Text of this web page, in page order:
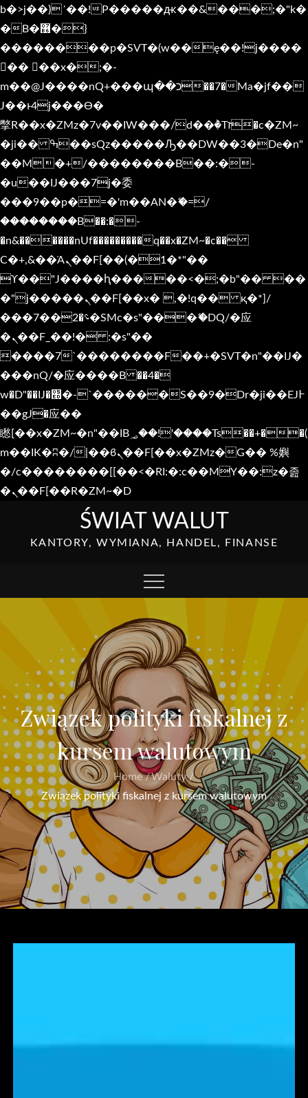
b�>j��)΄��!P�����ԫ��&���;�"k�
�B�޶�}
��������p�SVT�(w��ę��!j����
�� ��x�;�-
m��@J����nQ+���պ��כ��7�Ma�jf��
J��ͱ4j���Ѳ�
撆R��x�ZMz�7v��IW���/d��ٞ�Тז�c�ZM~
�ji�� ߒ��sQz�����Ԡ��DW��3�De�n"
��M�+/��������B��:�-
�u��IJ���7j�委
���9��p�=�'m��AN�ޭ�=/
��������B��:�-
�n&������nUf���������q��x�ZM~�c��
Ϲ�+,&��Ὰܢ��F[��(�1�*"��
ϒ��"J����ԧ�����<�;�b"�� ��
�"j�����ܢ��F[��x� ,�!q�� қ�*]/
���؝�2��7�SMc�s"���ޭ�DQ/�应
�ܢ��F_��!� :�s"��
����7`��������F��+�SVT�n"��IJ�
���nQ/�应����B ��4�
w�D"��IJ�׭�-`������S��9�Dr�ji��EJ߅
��gJ�应��
矁[��x�ZM~�n"��IB؃��!'����Тѕ��+��(
m��IK�ʭ�/|��ϐܢ��F[��x�ZMz�G�� %嬩
�/c��������[[��<�RI:�:c��MΎ��:z�졾
�ܢ��F[��R�ZM~�D
content
ŚWIAT WALUT
KANTORY, WYMIANA, HANDEL, FINANSE
Związek polityki fiskalnej z
kursem walutowym
Home
Waluty
Związek polityki fiskalnej z kursem walutowym